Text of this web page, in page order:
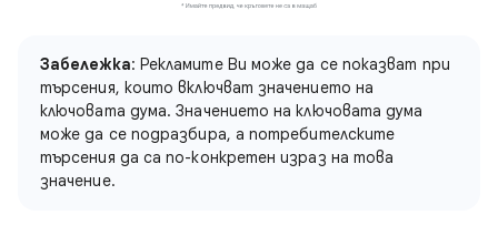
Забележка: Рекламите Ви може да се показват при
търсения, които включват значението на
ключовата дума. Значението на ключовата дума
може да се подразбира, а потребителските
търсения да са по-конкретен израз на това
значение.